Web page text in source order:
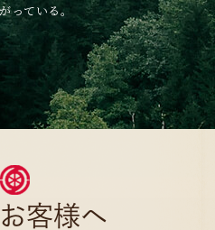
っている。
客様へ